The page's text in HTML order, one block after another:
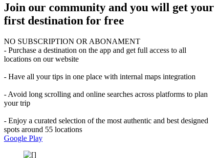
Join our community and you will get your
first destination for free
NO SUBSCRIPTION OR ABONAMENT
- Purchase a destination on the app and get full access to all
locations on our website
- Have all your tips in one place with internal maps integration
- Avoid long scrolling and online searches across platforms to plan
your trip
- Enjoy a curated selection of the most authentic and best designed
spots around 55 locations
Google Play